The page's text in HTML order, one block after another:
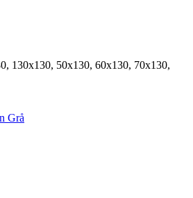
130x130, 50x130, 60x130, 70x130,